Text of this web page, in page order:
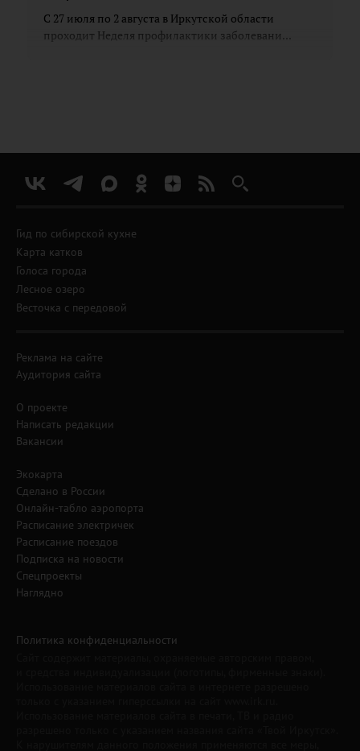
С 27 июля по 2 августа в Иркутской области
проходит Неделя профилактики заболевани...
Гид по сибирской кухне
Карта катков
Голоса города
Лесное озеро
Весточка с передовой
Реклама на сайте
Аудитория сайта
О проекте
Написать редакции
Вакансии
Экокарта
Сделано в России
Онлайн-табло аэропорта
Расписание электричек
Расписание поездов
Подписка на новости
Спецпроекты
Наглядно
Политика конфиденциальности